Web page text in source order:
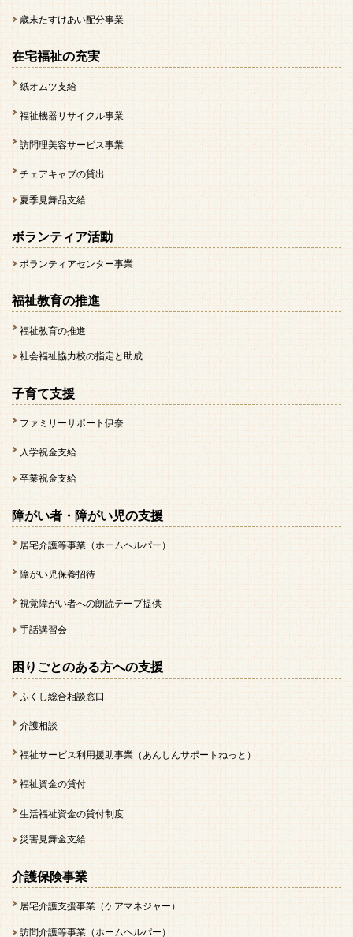
歳末たすけあい配分事業
在宅福祉の充実
紙オムツ支給
福祉機器リサイクル事業
訪問理美容サービス事業
チェアキャブの貸出
夏季見舞品支給
ボランティア活動
ボランティアセンター事業
福祉教育の推進
福祉教育の推進
社会福祉協力校の指定と助成
子育て支援
ファミリーサポート伊奈
入学祝金支給
卒業祝金支給
障がい者・障がい児の支援
居宅介護等事業（ホームヘルパー）
障がい児保養招待
視覚障がい者への朗読テープ提供
手話講習会
困りごとのある方への支援
ふくし総合相談窓口
介護相談
福祉サービス利用援助事業（あんしんサポートねっと）
福祉資金の貸付
生活福祉資金の貸付制度
災害見舞金支給
介護保険事業
居宅介護支援事業（ケアマネジャー）
訪問介護等事業（ホームヘルパー）